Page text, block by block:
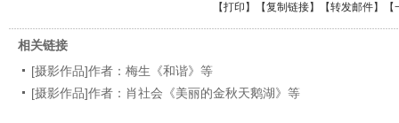
【打印 】【复制链接】【转发邮件】
相关链接
[摄影作品]作者：梅生《和谐》等
[摄影作品]作者：肖社会《美丽的金秋天鹅湖》等